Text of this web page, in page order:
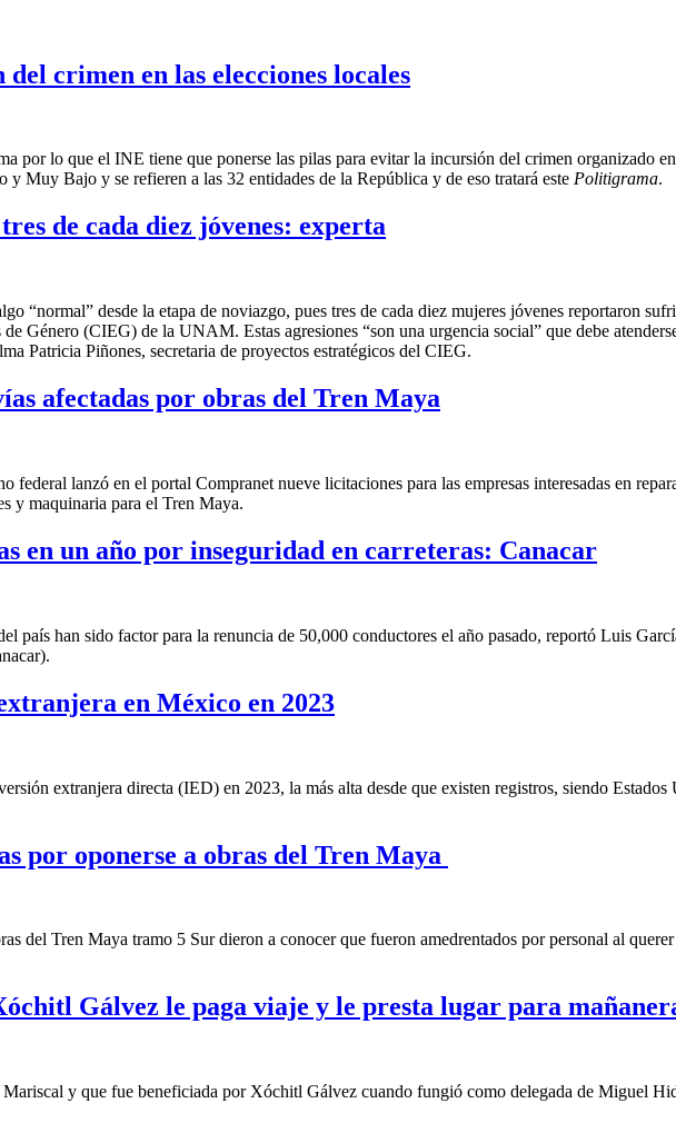
crimen en las elecciones locales
por lo que el INE tiene que ponerse las pilas para evitar la incursión del crimen organizado
Muy Bajo y se refieren a las 32 entidades de la República y de eso tratará este Politigrama.
de cada diez jóvenes: experta
“normal” desde la etapa de noviazgo, pues tres de cada diez mujeres jóvenes reportaron
Género (CIEG) de la UNAM. Estas agresiones “son una urgencia social” que debe
Patricia Piñones, secretaria de proyectos estratégicos del CIEG.
afectadas por obras del Tren Maya
federal lanzó en el portal Compranet nueve licitaciones para las empresas interesadas en
y maquinaria para el Tren Maya.
en un año por inseguridad en carreteras: Canacar
país han sido factor para la renuncia de 50,000 conductores el año pasado, reportó Luis
en México en 2023
extranjera directa (IED) en 2023, la más alta desde que existen registros, siendo
por oponerse a obras del Tren Maya
del Tren Maya tramo 5 Sur dieron a conocer que fueron amedrentados por personal al
Gálvez le paga viaje y le presta lugar para
y que fue beneficiada por Xóchitl Gálvez cuando fungió como delegada de Miguel